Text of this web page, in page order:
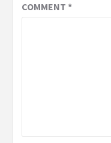
COMMENT *